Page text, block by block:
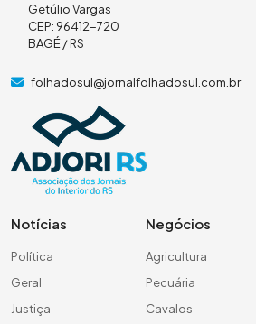
Getúlio Vargas
CEP: 96412-720
BAGÉ / RS
folhadosul@jornalfolhadosul.com.br
Notícias
Política
Geral
Justiça
Negócios
Agricultura
Pecuária
Cavalos